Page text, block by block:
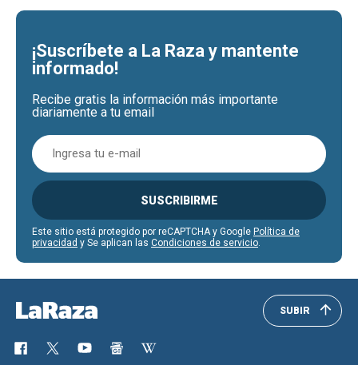
¡Suscríbete a La Raza y mantente
informado!
Recibe gratis la información más importante
diariamente a tu email
SUSCRIBIRME
Este sitio está protegido por reCAPTCHA y Google Política de
privacidad y Se aplican las Condiciones de servicio
SUBIR